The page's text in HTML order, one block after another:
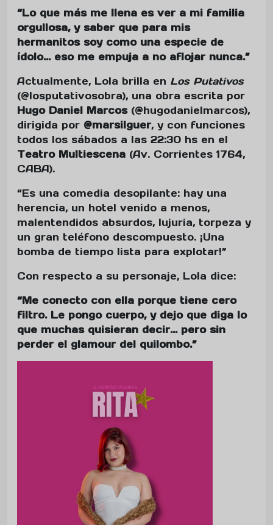
“Lo que más me llena es ver a mi familia
orgullosa, y saber que para mis
hermanitos soy como una especie de
ídolo... eso me empuja a no aflojar nunca.”
Actualmente, Lola brilla en Los Putativos
(@losputativosobra), una obra escrita por
Hugo Daniel Marcos(@hugodanielmarcos),
dirigida por @marsilguer, y con funciones
todos los sábados a las 22:30 hs en el
Teatro Multiescena (Av. Corrientes 1764,
CABA).
“Es una comedia desopilante: hay una
herencia, un hotel venido a menos,
malentendidos absurdos, lujuria, torpeza y
un gran teléfono descompuesto. ¡Una
bomba de tiempo lista para explotar!”
Con respecto a su personaje, Lola dice:
“Me conecto con ella porque tiene cero
filtro. Le pongo cuerpo, y dejo que diga lo
que muchas quisieran decir... pero sin
perder el glamour del quilombo.”